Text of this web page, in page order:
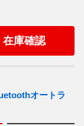
在庫確認
オートラ